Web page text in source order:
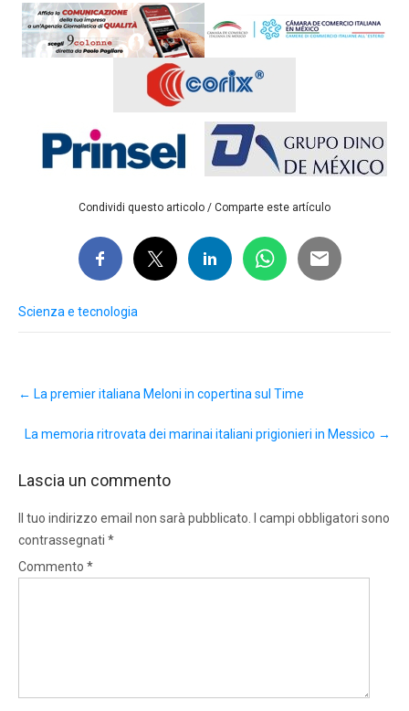
Condividi questo articolo / Comparte este artículo
Scienza e tecnologia
navigation
← La premier italiana Meloni in copertina sul Time
La memoria ritrovata dei marinai italiani prigionieri in Messico →
Lascia un commento
Il tuo indirizzo email non sarà pubblicato.
I campi obbligatori sono
contrassegnati *
Commento *